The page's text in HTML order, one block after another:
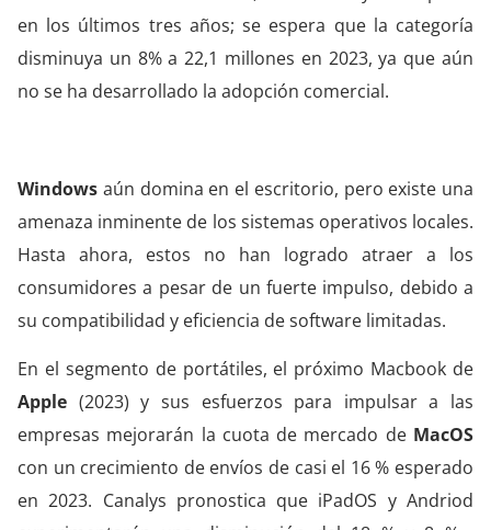
en los últimos tres años; se espera que la categoría
disminuya un 8% a 22,1 millones en 2023, ya que aún
no se ha desarrollado la adopción comercial.
Windows aún domina en el escritorio, pero existe una
amenaza inminente de los sistemas operativos locales.
Hasta ahora, estos no han logrado atraer a los
consumidores a pesar de un fuerte impulso, debido a
su compatibilidad y eficiencia de software limitadas.
En el segmento de portátiles, el próximo Macbook de
Apple (2023) y sus esfuerzos para impulsar a las
empresas mejorarán la cuota de mercado de MacOS
con un crecimiento de envíos de casi el 16 % esperado
en 2023. Canalys pronostica que iPadOS y Andriod